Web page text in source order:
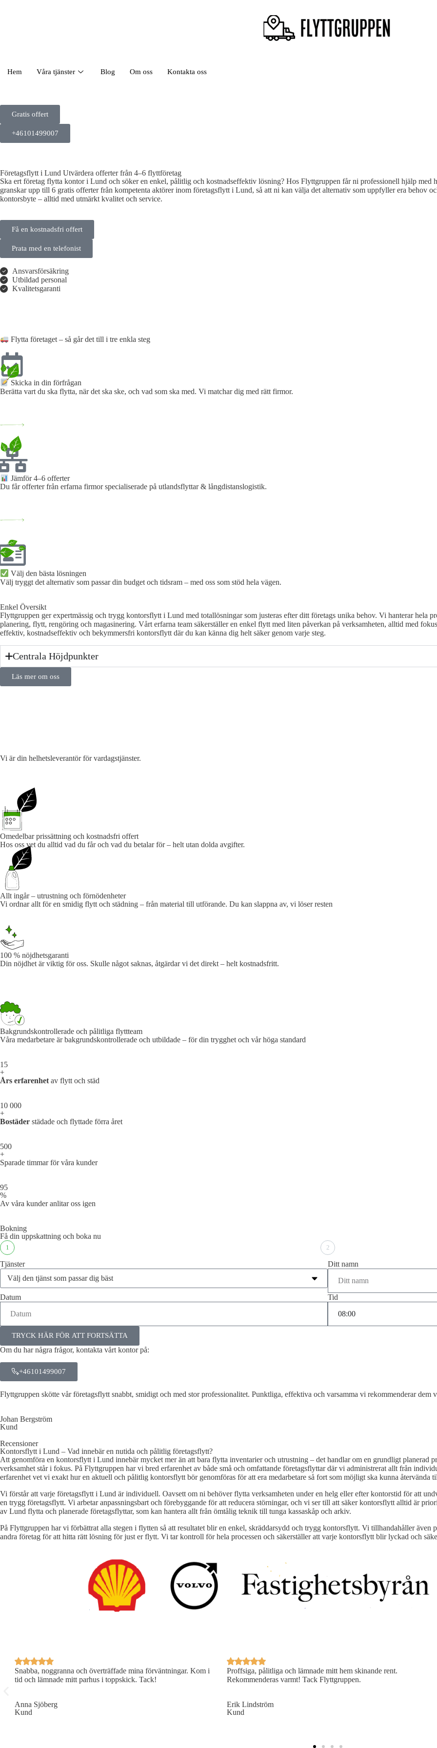
Hem Våra tjänster Blog Om oss Kontakta oss
Gratis offert
+46101499007
Företagsflytt i Lund Utvärdera offerter från 4–6 flyttföretag
Ska ert företag flytta kontor i Lund och söker en enkel, pålitlig och kostnadseffektiv lösning? Hos Flyttgruppen får ni professionell hjälp
granskar upp till 6 gratis offerter från kompetenta aktörer inom företagsflytt i Lund, så att ni kan välja det alternativ som uppfyller era behov
kontorsbyte – alltid med utmärkt kvalitet och service.
Få en kostnadsfri offert
Prata med en telefonist
Ansvarsförsäkring
Utbildad personal
Kvalitetsgaranti
Flytta företaget – så går det till i tre enkla steg
Skicka in din förfrågan​
Berätta vart du ska flytta, när det ska ske, och vad som ska med. Vi matchar dig med rätt firmor.
Jämför 4–6 offerter
Du får offerter från erfarna firmor specialiserade på utlandsflyttar & långdistanslogistik.
Välj den bästa lösningen​
Välj tryggt det alternativ som passar din budget och tidsram – med oss som stöd hela vägen.
Enkel Översikt
Flyttgruppen ger expertmässig och trygg kontorsflytt i Lund med totallösningar som justeras efter ditt företags unika behov. Vi hanterar hela
planering, flytt, rengöring och magasinering. Vårt erfarna team säkerställer en enkel flytt med liten påverkan på verksamheten, alltid med
effektiv, kostnadseffektiv och bekymmersfri kontorsflytt där du kan känna dig helt säker genom varje steg.
Centrala Höjdpunkter
Läs mer om oss
Vi är din helhetsleverantör för vardagstjänster.
Omedelbar prissättning och kostnadsfri offert
Hos oss vet du alltid vad du får och vad du betalar för – helt utan dolda avgifter.
Allt ingår – utrustning och förnödenheter
Vi ordnar allt för en smidig flytt och städning – från material till utförande. Du kan slappna av, vi löser resten
100 % nöjdhetsgaranti
Din nöjdhet är viktig för oss. Skulle något saknas, åtgärdar vi det direkt – helt kostnadsfritt.
Bakgrundskontrollerade och pålitliga flyttteam
Våra medarbetare är bakgrundskontrollerade och utbildade – för din trygghet och vår höga standard
15
+
Års erfarenhet av flytt och städ
10 000
+
Bostäder städade och flyttade förra året
500
+
Sparade timmar för våra kunder
95
%
Av våra kunder anlitar oss igen
Bokning
Få din uppskattning och boka nu
1 2
Tjänster Ditt namn
Datum Tid
TRYCK HÄR FÖR ATT FORTSÄTTA
Om du har några frågor, kontakta vårt kontor på:
+46101499007
Flyttgruppen skötte vår företagsflytt snabbt, smidigt och med stor professionalitet. Punktliga, effektiva och varsamma vi rekommenderar dem
Johan Bergström
Kund
Recensioner
Kontorsflytt i Lund – Vad innebär en nutida och pålitlig företagsflytt?
Att genomföra en kontorsflytt i Lund innebär mycket mer än att bara flytta inventarier och utrustning – det handlar om en grundligt planerad
verksamhet står i fokus. På Flyttgruppen har vi bred erfarenhet av både små och omfattande företagsflyttar där vi administrerat allt från
erfarenhet vet vi exakt hur en aktuell och pålitlig kontorsflytt bör genomföras för att era medarbetare så fort som möjligt ska kunna återvända
Vi förstår att varje företagsflytt i Lund är individuell. Oavsett om ni behöver flytta verksamheten under en helg eller efter kontorstid för att
en trygg företagsflytt. Vi arbetar anpassningsbart och förebyggande för att reducera störningar, och vi ser till att säker kontorsflytt alltid är
av Lund flytta och planerade företagsflyttar, som kan hantera allt från ömtålig teknik till tunga kassaskåp och arkiv.
På Flyttgruppen har vi förbättrat alla stegen i flytten så att resultatet blir en enkel, skräddarsydd och trygg kontorsflytt. Vi tillhandahåller även
andra företag för att hitta rätt lösning för just er flytt. Vi tar kontroll för hela processen och säkerställer att varje kontorsflytt blir lyckad och
Snabba, noggranna och överträffade mina förväntningar. Kom i
tid och lämnade mitt parhus i toppskick. Tack!
Anna Sjöberg
Kund
Proffsiga, pålitliga och lämnade mitt hem skinande rent.
Rekommenderas varmt! Tack Flyttgruppen.
Erik Lindström
Kund